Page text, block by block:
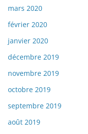
mars 2020
février 2020
janvier 2020
décembre 2019
novembre 2019
octobre 2019
septembre 2019
août 2019